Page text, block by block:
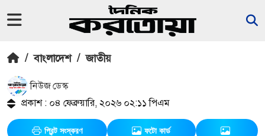
/ বাংলাদেশ / জাতীয়
নিউজ ডেস্ক
প্রকাশ : ০৪ ফেব্রুয়ারি, ২০২৬ ০২:১১ পিএম
প্রিন্ট সংস্করণ ফটো কার্ড